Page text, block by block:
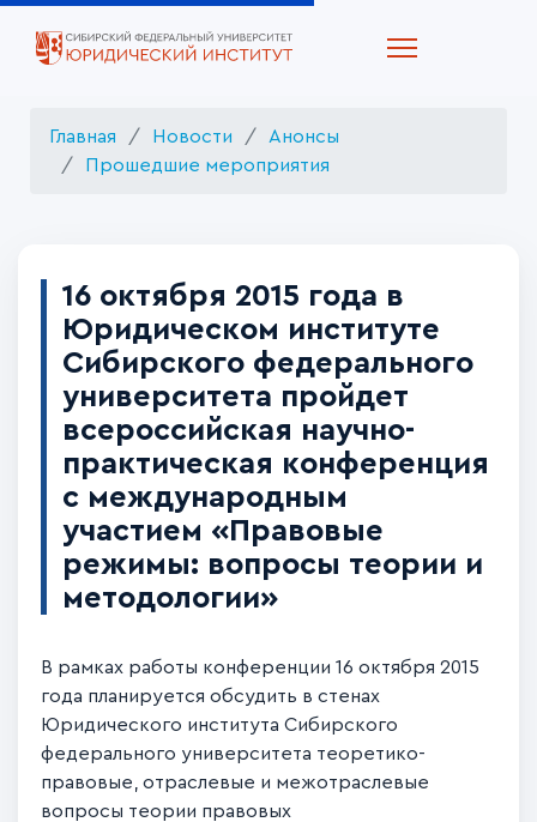
Главная Новости
Анонсы
Прошедшие мероприятия
16 октября 2015 года в
Юридическом институте
Сибирского федерального
университета пройдет
всероссийская научно-
практическая конференция
с международным
участием «Правовые
режимы: вопросы теории и
методологии»
В рамках работы конференции 16 октября 2015
года планируется обсудить в стенах
Юридического института Сибирского
федерального университета теоретико-
правовые, отраслевые и межотраслевые
вопросы теории правовых